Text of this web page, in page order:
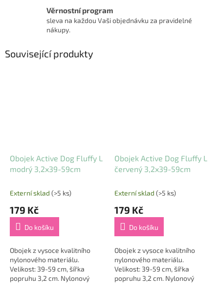
Věrnostní program
sleva na každou Vaši objednávku za pravidelné
nákupy.
Související produkty
Obojek Active Dog Fluffy L
modrý 3,2x39-59cm
Externí sklad (>5 ks)
179 Kč
Do košíku
Obojek z vysoce kvalitního
nylonového materiálu.
Velikost: 39-59 cm, šířka
popruhu 3,2 cm. Nylonový
Obojek Active Dog Fluffy L
červený 3,2x39-59cm
Externí sklad (>5 ks)
179 Kč
Do košíku
Obojek z vysoce kvalitního
nylonového materiálu.
Velikost: 39-59 cm, šířka
popruhu 3,2 cm. Nylonový